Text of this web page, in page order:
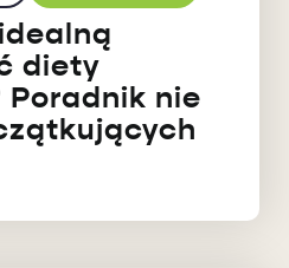
diety
Poradnik nie